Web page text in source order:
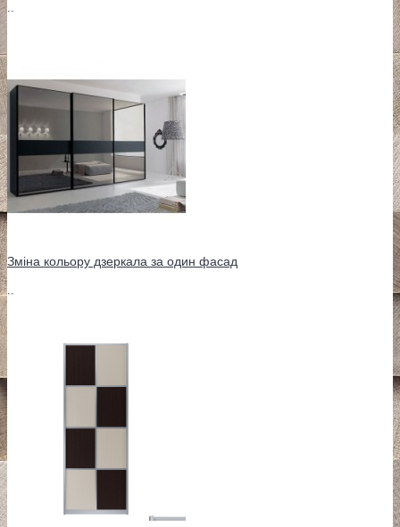
..
Зміна кольору дзеркала за один фасад